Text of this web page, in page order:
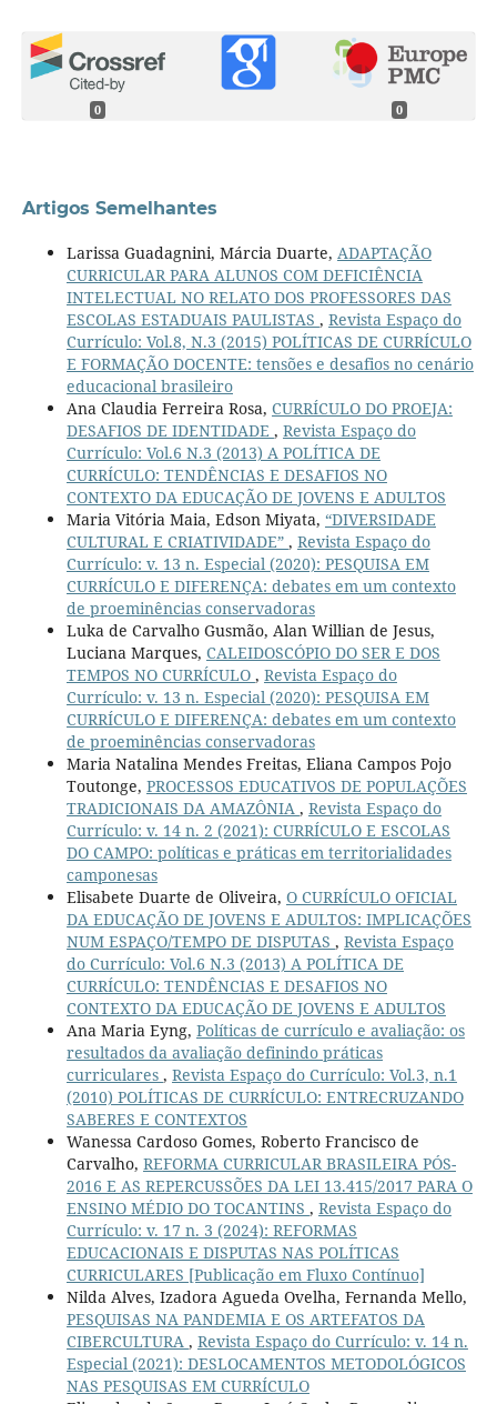
0 0
Artigos Semelhantes
Larissa Guadagnini, Márcia Duarte, ADAPTAÇÃO
CURRICULAR PARA ALUNOS COM DEFICIÊNCIA
INTELECTUAL NO RELATO DOS PROFESSORES DAS
ESCOLAS ESTADUAIS PAULISTAS , Revista Espaço do
Currículo: Vol.8, N.3 (2015) POLÍTICAS DE CURRÍCULO
E FORMAÇÃO DOCENTE: tensões e desafios no cenário
educacional brasileiro
Ana Claudia Ferreira Rosa, CURRÍCULO DO PROEJA:
DESAFIOS DE IDENTIDADE , Revista Espaço do
Currículo: Vol.6 N.3 (2013) A POLÍTICA DE
CURRÍCULO: TENDÊNCIAS E DESAFIOS NO
CONTEXTO DA EDUCAÇÃO DE JOVENS E ADULTOS
Maria Vitória Maia, Edson Miyata, “DIVERSIDADE
CULTURAL E CRIATIVIDADE” , Revista Espaço do
Currículo: v. 13 n. Especial (2020): PESQUISA EM
CURRÍCULO E DIFERENÇA: debates em um contexto
de proeminências conservadoras
Luka de Carvalho Gusmão, Alan Willian de Jesus,
Luciana Marques, CALEIDOSCÓPIO DO SER E DOS
TEMPOS NO CURRÍCULO , Revista Espaço do
Currículo: v. 13 n. Especial (2020): PESQUISA EM
CURRÍCULO E DIFERENÇA: debates em um contexto
de proeminências conservadoras
Maria Natalina Mendes Freitas, Eliana Campos Pojo
Toutonge, PROCESSOS EDUCATIVOS DE POPULAÇÕES
TRADICIONAIS DA AMAZÔNIA , Revista Espaço do
Currículo: v. 14 n. 2 (2021): CURRÍCULO E ESCOLAS
DO CAMPO: políticas e práticas em territorialidades
camponesas
Elisabete Duarte de Oliveira, O CURRÍCULO OFICIAL
DA EDUCAÇÃO DE JOVENS E ADULTOS: IMPLICAÇÕES
NUM ESPAÇO/TEMPO DE DISPUTAS , Revista Espaço
do Currículo: Vol.6 N.3 (2013) A POLÍTICA DE
CURRÍCULO: TENDÊNCIAS E DESAFIOS NO
CONTEXTO DA EDUCAÇÃO DE JOVENS E ADULTOS
Ana Maria Eyng, Políticas de currículo e avaliação: os
resultados da avaliação definindo práticas
curriculares , Revista Espaço do Currículo: Vol.3, n.1
(2010) POLÍTICAS DE CURRÍCULO: ENTRECRUZANDO
SABERES E CONTEXTOS
Wanessa Cardoso Gomes, Roberto Francisco de
Carvalho, REFORMA CURRICULAR BRASILEIRA PÓS-
2016 E AS REPERCUSSÕES DA LEI 13.415/2017 PARA O
ENSINO MÉDIO DO TOCANTINS , Revista Espaço do
Currículo: v. 17 n. 3 (2024): REFORMAS
EDUCACIONAIS E DISPUTAS NAS POLÍTICAS
CURRICULARES [Publicação em Fluxo Contínuo]
Nilda Alves, Izadora Agueda Ovelha, Fernanda Mello,
PESQUISAS NA PANDEMIA E OS ARTEFATOS DA
CIBERCULTURA , Revista Espaço do Currículo: v. 14 n.
Especial (2021): DESLOCAMENTOS METODOLÓGICOS
NAS PESQUISAS EM CURRÍCULO